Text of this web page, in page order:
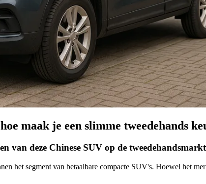
maak je een slimme tweedehands
van deze Chinese SUV op de tweedehandsmarkt
het segment van betaalbare compacte SUV's. Hoewel het